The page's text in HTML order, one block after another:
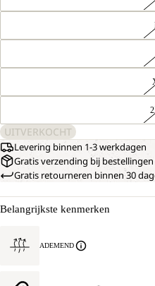
UITVERKOCHT
Levering binnen 1-3 werkdagen
Gratis verzending bij
Gratis retourneren binnen 30
Belangrijkste kenmerken
ADEMEND